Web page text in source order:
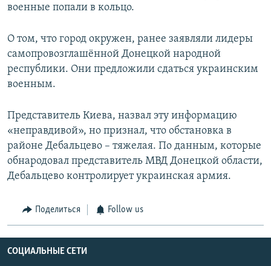
военные попали в кольцо.
О том, что город окружен, ранее заявляли лидеры
самопровозглашённой Донецкой народной
республики. Они предложили сдаться украинским
военным.
Представитель Киева, назвал эту информацию
«неправдивой», но признал, что обстановка в
районе Дебальцево – тяжелая. По данным, которые
обнародовал представитель МВД Донецкой области,
Дебальцево контролирует украинская армия.
Поделиться Follow us
СОЦИАЛЬНЫЕ СЕТИ